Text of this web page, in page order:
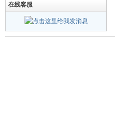
在线客服